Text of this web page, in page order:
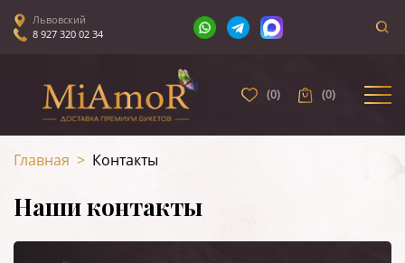
Львовский
8 927 320 02 34
(0) (0)
Главная > Контакты
Наши контакты